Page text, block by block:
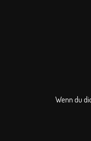
Wenn du